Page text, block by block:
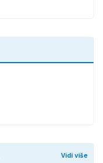
Vidi više